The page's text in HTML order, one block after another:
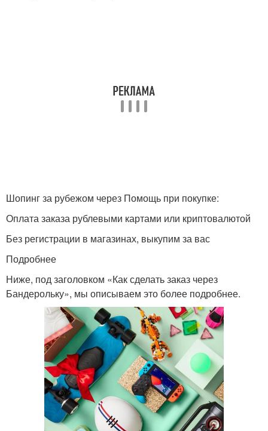
Шопинг за рубежом через Помощь при покупке:
Оплата заказа рублевыми картами или криптовалютой
Без регистрации в магазинах, выкупим за вас
Подробнее
Ниже, под заголовком «Как сделать заказ через
Бандерольку», мы описываем это более подробнее.